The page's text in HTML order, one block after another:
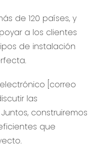
de 120 países, y
a los clientes
de instalación
[correo
las
construiremos
que